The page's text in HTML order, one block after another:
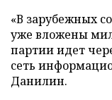
«В зарубежных
уже вложены
партии идет
сеть
Данилин.